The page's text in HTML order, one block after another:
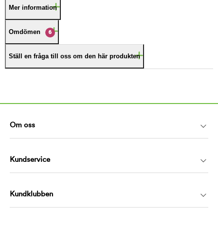
Mer information
Omdömen 6
Ställ en fråga till oss om den här produkten
Om oss
Kundservice
Kundklubben